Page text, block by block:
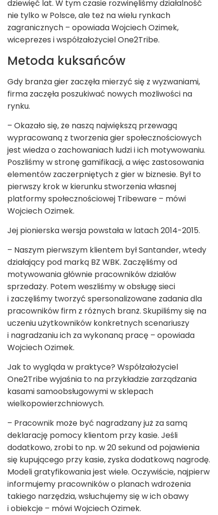
dziewięć lat. W tym czasie rozwinęliśmy działalność
nie tylko w Polsce, ale też na wielu rynkach
zagranicznych – opowiada Wojciech Ozimek,
wiceprezes i współzałożyciel One2Tribe.
Metoda kuksańców
Gdy branża gier zaczęła mierzyć się z wyzwaniami,
firma zaczęła poszukiwać nowych możliwości na
rynku.
– Okazało się, że naszą największą przewagą
wypracowaną z tworzenia gier społecznościowych
jest wiedza o zachowaniach ludzi i ich motywowaniu.
Poszliśmy w stronę gamifikacji, a więc zastosowania
elementów zaczerpniętych z gier w biznesie. Był to
pierwszy krok w kierunku stworzenia własnej
platformy społecznościowej Tribeware – mówi
Wojciech Ozimek.
Jej pionierska wersja powstała w latach 2014-2015.
– Naszym pierwszym klientem był Santander, wtedy
działający pod marką BZ WBK. Zaczęliśmy od
motywowania głównie pracowników działów
sprzedaży. Potem weszliśmy w obsługę sieci
i zaczęliśmy tworzyć spersonalizowane zadania dla
pracowników firm z różnych branż. Skupiliśmy się na
uczeniu użytkowników konkretnych scenariuszy
i nagradzaniu ich za wykonaną pracę – opowiada
Wojciech Ozimek.
Jak to wygląda w praktyce? Współzałożyciel
One2Tribe wyjaśnia to na przykładzie zarządzania
kasami samoobsługowymi w sklepach
wielkopowierzchniowych.
– Pracownik może być nagradzany już za samą
deklarację pomocy klientom przy kasie. Jeśli
dodatkowo, zrobi to np. w 20 sekund od pojawienia
się kupującego przy kasie, zyska dodatkową nagrodę.
Modeli gratyfikowania jest wiele. Oczywiście, najpierw
informujemy pracowników o planach wdrożenia
takiego narzędzia, wsłuchujemy się w ich obawy
i obiekcje – mówi Wojciech Ozimek.